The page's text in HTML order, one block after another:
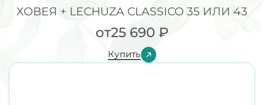
ХОВЕЯ + LECHUZA CLASSICO 35 ИЛИ 43
от25 690 ₽
Купить